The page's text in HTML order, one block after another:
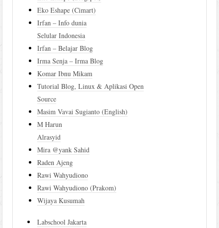
Eko Eshape (Cimart)
Irfan – Info dunia
Selular Indonesia
Irfan – Belajar Blog
Irma Senja – Irma Blog
Komar Ibnu Mikam
Tutorial Blog, Linux & Aplikasi Open
Source
Masim Vavai Sugianto (English)
M Harun
Alrasyid
Mira @yank Sahid
Raden Ajeng
Rawi Wahyudiono
Rawi Wahyudiono (Prakom)
Wijaya Kusumah
Labschool Jakarta